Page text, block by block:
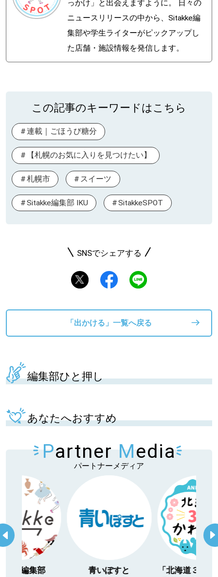
っかけ」と出会えますように。 日々の
ニュースリリースの中から、Sitakke編
集部や学生ライターがピックアップし
た店舗・施設情報を発信します。
この記事のキーワードはこちら
連載｜ごほうび糖分
【札幌のお気に入りを見つけたい】
札幌市 スイーツ
Sitakke編集部 IKU SitakkeSPOT
SNSでシェアする
「出かける」一覧へ戻る
編集部ひと押し
あなたへおすすめ
Partner Media
パートナーメディア
編集部 青いぽすと
「北海道３大